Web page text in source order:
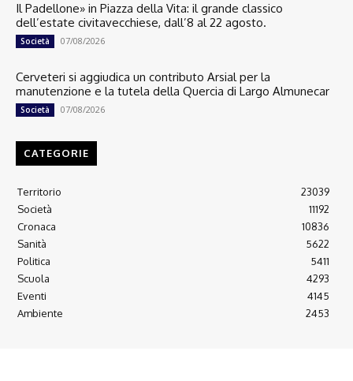
Il Padellone» in Piazza della Vita: il grande classico
dell’estate civitavecchiese, dall’8 al 22 agosto.
Società 07/08/2026
Cerveteri si aggiudica un contributo Arsial per la
manutenzione e la tutela della Quercia di Largo Almunecar
Società 07/08/2026
CATEGORIE
Territorio
23039
Società
11192
Cronaca
10836
Sanità
5622
Politica
5411
Scuola
4293
Eventi
4145
Ambiente
2453